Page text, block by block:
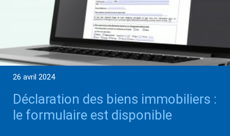
26 avril 2024
Déclaration des biens immobiliers :
le formulaire est disponible